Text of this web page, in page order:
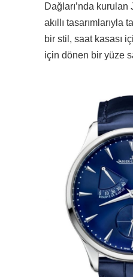
Dağları’nda
akıllı tasarımlarıyla
bir stil, saat kasası
için dönen bir yüze